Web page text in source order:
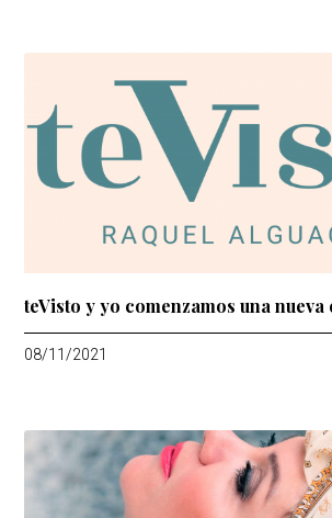
teVisto y yo comenzamos una nueva
08/11/2021